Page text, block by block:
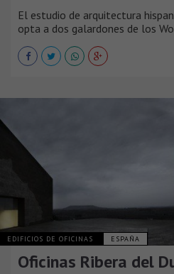
El estudio de arquitectura
opta a dos galardones de los
EDIFICIOS DE OFICINAS ESPAÑA
Oficinas Ribera del